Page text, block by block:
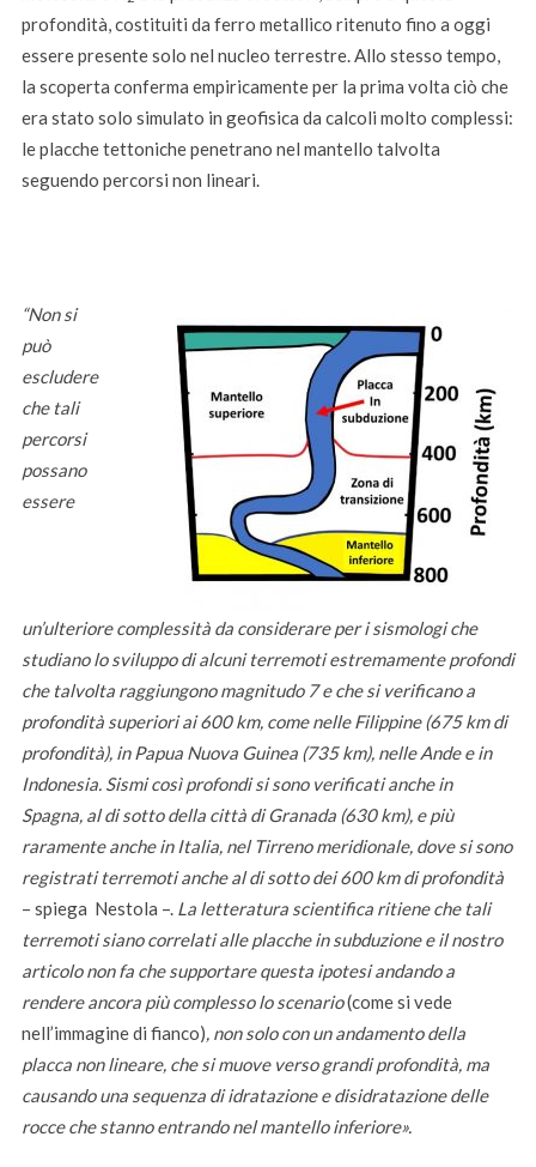
profondità, costituiti da ferro metallico ritenuto fino a oggi
essere presente solo nel nucleo terrestre. Allo stesso tempo,
la scoperta conferma empiricamente per la prima volta ciò che
era stato solo simulato in geofisica da calcoli molto complessi:
le placche tettoniche penetrano nel mantello talvolta
seguendo percorsi non lineari.
“Non si
può
escludere
che tali
percorsi
possano
essere
un’ulteriore complessità da considerare per i sismologi che
studiano lo sviluppo di alcuni terremoti estremamente profondi
che talvolta raggiungono magnitudo 7 e che si verificano a
profondità superiori ai 600 km, come nelle Filippine (675 km di
profondità), in Papua Nuova Guinea (735 km), nelle Ande e in
Indonesia. Sismi così profondi si sono verificati anche in
Spagna, al di sotto della città di Granada (630 km), e più
raramente anche in Italia, nel Tirreno meridionale, dove si sono
registrati terremoti anche al di sotto dei 600 km di profondità
– spiega Nestola –. La letteratura scientifica ritiene che tali
terremoti siano correlati alle placche in subduzione e il nostro
articolo non fa che supportare questa ipotesi andando a
rendere ancora più complesso lo scenario(come si vede
nell’immagine di fianco) , non solo con un andamento della
placca non lineare, che si muove verso grandi profondità, ma
causando una sequenza diidratazione e disidratazione delle
rocce che stanno entrando nel mantello inferiore».